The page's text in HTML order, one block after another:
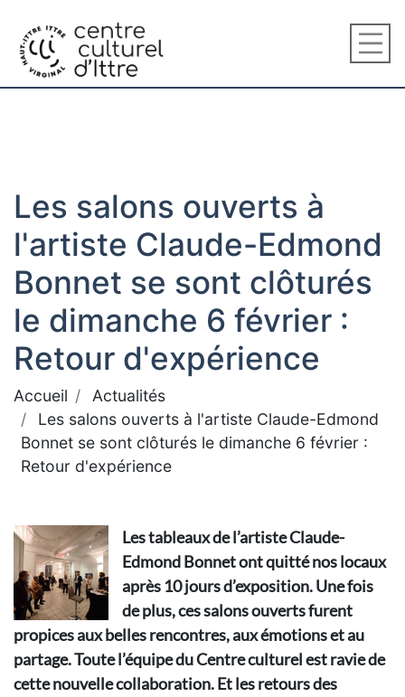
Les salons ouverts à
l'artiste Claude-Edmond
Bonnet se sont clôturés
le dimanche 6 février :
Retour d'expérience
Accueil
Actualités
Les salons ouverts à l'artiste Claude-Edmond
Bonnet se sont clôturés le dimanche 6 février :
Retour d'expérience
Les tableaux de l’artiste Claude-
Edmond Bonnet ont quitté nos locaux
après 10 jours d’exposition. Une fois
de plus, ces salons ouverts furent
propices aux belles rencontres, aux émotions et au
partage. Toute l’équipe du Centre culturel est ravie de
cette nouvelle collaboration. Et les retours des